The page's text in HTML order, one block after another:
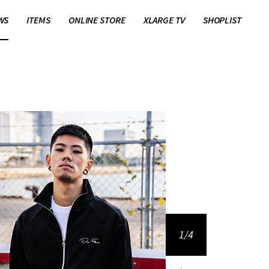
ITEMS ONLINE STORE XLARGE TV SHOPLIST
1/4